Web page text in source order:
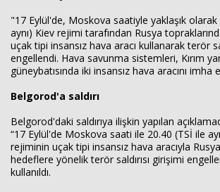
"17 Eylül'de, Moskova saatiyle yaklaşık olarak
aynı) Kiev rejimi tarafından Rusya
uçak tipi insansız hava aracı kullanarak terör
engellendi. Hava savunma sistemleri, Kırım
güneybatısında iki insansız hava aracını imha
Belgorod'a saldırı
Belgorod'daki saldırıya ilişkin yapılan
“17 Eylül'de Moskova saati ile 20.40 (TSİ ile
rejiminin uçak tipi insansız hava aracıyla
hedeflere yönelik terör saldırısı girişimi
kullanıldı.